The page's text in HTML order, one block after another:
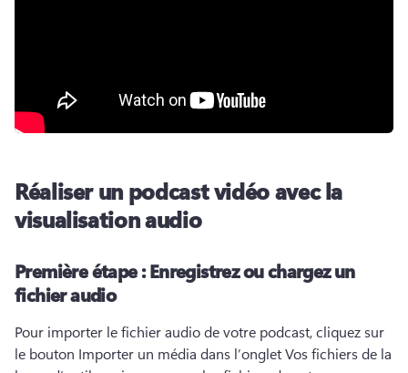
Réaliser un podcast vidéo avec la
visualisation audio
Première étape :Enregistrez ou chargez un
fichier audio
Pour importer le fichier audio de votre podcast, cliquez sur
le bouton Importer un média dans l’onglet Vos fichiers de la